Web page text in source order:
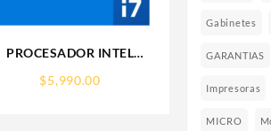
PROCESADOR INTEL
12700F S-1700 12CORES
$5,990.00
Gabinetes
GARANTIAS
Impresoras
MICRO